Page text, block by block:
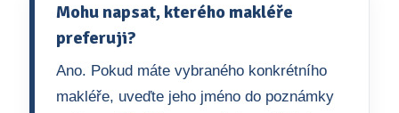
Mohu napsat, kterého makléře
preferuji?
Ano. Pokud máte vybraného konkrétního
makléře, uveďte jeho jméno do poznámky